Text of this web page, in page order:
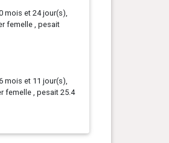
mois et 24 jour(s),
femelle , pesait
mois et 11 jour(s),
femelle , pesait 25.4